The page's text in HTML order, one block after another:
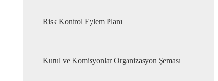
Risk Kontrol Eylem Planı
Kurul ve Komisyonlar Organizasyon Şeması